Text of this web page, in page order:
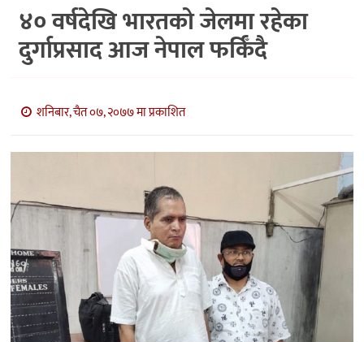
कुराकानी
अर्थ
बाणिज्य
भिडियो
४० वर्षदेखि भारतको जेलमा रहेका
दुर्गाप्रसाद आज नेपाल फर्किँदै
शनिबार, चैत ०७, २०७७ मा प्रकाशित